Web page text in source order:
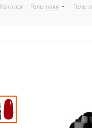
Каталог - Гель-лаки -